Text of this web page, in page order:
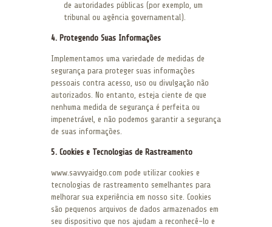
de autoridades públicas (por exemplo, um
tribunal ou agência governamental).
4. Protegendo Suas Informações
Implementamos uma variedade de medidas de
segurança para proteger suas informações
pessoais contra acesso, uso ou divulgação não
autorizados. No entanto, esteja ciente de que
nenhuma medida de segurança é perfeita ou
impenetrável, e não podemos garantir a segurança
de suas informações.
5. Cookies e Tecnologias de Rastreamento
www.savvyaidgo.com pode utilizar cookies e
tecnologias de rastreamento semelhantes para
melhorar sua experiência em nosso site. Cookies
são pequenos arquivos de dados armazenados em
seu dispositivo que nos ajudam a reconhecê-lo e